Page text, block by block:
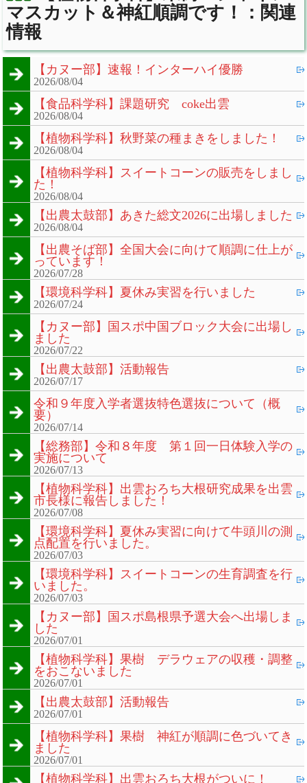
マスカット＆神紅順調です！：関連
情報
【カヌー部】速報！インターハイ優勝
2026/08/04
【食品科学科】課題研究 coke出雲
2026/08/04
【植物科学科】秋野菜の種まきをしました！
2026/08/04
【植物科学科】スイートコーンの販売をしまし
た！
2026/08/04
【出農太鼓部】あきた総文2026に出場しました
2026/08/04
【出農そば部】全国大会に向けて順調に仕上が
っています！
2026/07/28
【環境科学科】夏休み実習を行いました
2026/07/24
【カヌー部】国スポ中国ブロック大会に出場し
ました
2026/07/22
【出農太鼓部】活動報告
2026/07/17
令和９年度入学者選抜特色選抜について（概
要）
2026/07/14
【総務部】令和８年度 第１回一日体験入学の
実施について
2026/07/13
【植物科学科】出雲おろち大根研究成果を出雲
市長様に報告しました！
2026/07/08
【環境科学科】夏休み実習に向けて牛頭川の測
点配置を行いました。
2026/07/03
【環境科学科】スイートコーンの生育調査を行
いました。
2026/07/03
【カヌー部】国スポ島根県予選大会へ出場しま
した
2026/07/01
【植物科学科】果樹 デラウェアの収穫・調整
をおこないました
2026/07/01
【出農太鼓部】活動報告
2026/07/01
【植物科学科】果樹 神紅が順調に色づいてき
ました
2026/07/01
【植物科学科】出雲おろち大根がついに！